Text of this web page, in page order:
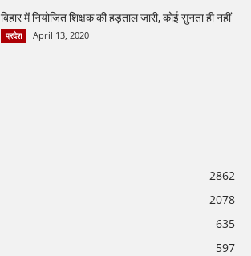
बिहार में नियोजित शिक्षक की हड़ताल जारी, कोई सुनता ही नहीं
प्रदेश April 13, 2020
2862
2078
635
597